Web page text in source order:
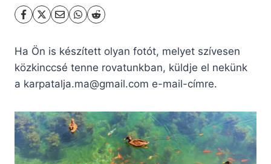
Ha Ön is készített olyan fotót, melyet szívesen
közkinccsé tenne rovatunkban, küldje el nekünk
a karpatalja.ma@gmail.com e-mail-címre.